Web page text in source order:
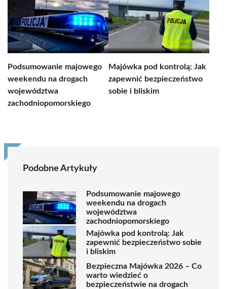
Podsumowanie majowego
weekendu na drogach
województwa
zachodniopomorskiego
Majówka pod kontrolą: Jak
zapewnić bezpieczeństwo
sobie i bliskim
Podobne Artykuły
Podsumowanie majowego
weekendu na drogach
województwa
zachodniopomorskiego
Majówka pod kontrolą: Jak
zapewnić bezpieczeństwo sobie
i bliskim
Bezpieczna Majówka 2026 – Co
warto wiedzieć o
bezpieczeństwie na drogach